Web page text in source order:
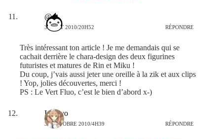
@
3 AOÛT 2010/20H52 RÉPONDRE
Très intéressant ton article ! Je me demandais qui se
cachait derrière le chara-design des deux figurines
futuristes et matures de Rin et Miku !
Du coup, j’vais aussi jeter une oreille à la zik et aux clips
! Yop, jolies découvertes, merci !
PS : Le Vert Fluo, c’est le bien d’abord x-)
Ichikyo
30 OCTOBRE 2010/4H39 RÉPONDRE